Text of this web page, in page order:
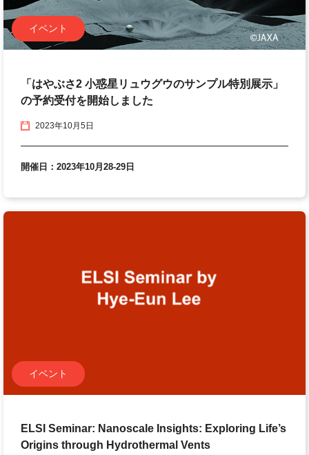
イベント
「はやぶさ2 小惑星リュウグウのサンプル特別展示」
の予約受付を開始しました
2023年10月5日
開催日：2023年10月28-29日
イベント
ELSI Seminar: Nanoscale Insights: Exploring Life’s
Origins through Hydrothermal Vents